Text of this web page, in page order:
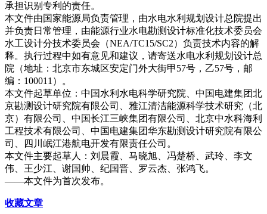
承担识别专利的责任。
本文件由国家能源局负责管理，由水电水利规划设计总院提出
并负责日常管理，由能源行业水电勘测设计标准化技术委员会
水工设计分技术委员会（NEA/TC15/SC2）负责技术内容的解
释。执行过程中如有意见和建议，请寄送水电水利规划设计总
院（地址：北京市东城区安定门外大街甲57号，乙57号，邮
编：100011）。
本文件起草单位：中国水利水电科学研究院、中国电建集团北
京勘测设计研究院有限公司、雅江清洁能源科学技术研究（北
京）有限公司、中国长江三峡集团有限公司、北京中水科海利
工程技术有限公司、中国电建集团华东勘测设计研究院有限公
司、四川岷江港航电开发有限责任公司。
本文件主要起草人：刘晨霞、马晓旭、冯楚桥、武玲、李文
伟、王少江、谢国帅、纪国晋、罗云杰、张鸿飞。
——本文件为首次发布。
收藏文章